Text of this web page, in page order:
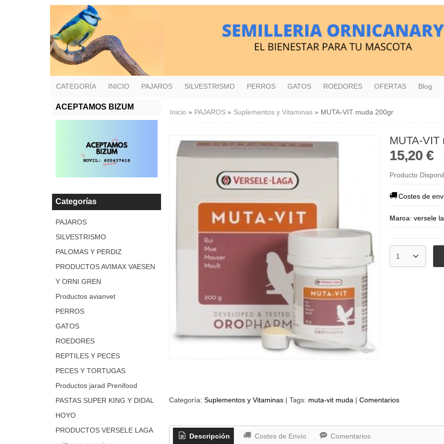
CATEGORÍA INICIO PAJAROS SILVESTRISMO PERROS GATOS ROEDORES OFERTAS Blog
ACEPTAMOS BIZUM
Categorías
PAJAROS
SILVESTRISMO
PALOMAS Y PERDIZ
PRODUCTOS AVIMAX VAESEN
Y ORNI GREN
Productos avianvet
PERROS
GATOS
ROEDORES
REPTILES Y PECES
PECES Y TORTUGAS
Productos jarad Prenifood
PASTAS SUPER KING Y DIDAL
HOYO
PRODUCTOS VERSELE LAGA
Inicio » PAJAROS» Suplementos y Vitaminas» MUTA-VIT muda 200gr
MUTA-VIT
15,20 €
Producto
Costes de
Marca: versele
Categoría: Suplementos y Vitaminas| Tags: muta-vit muda | Comentarios
Descripción Costes de Envío Comentarios